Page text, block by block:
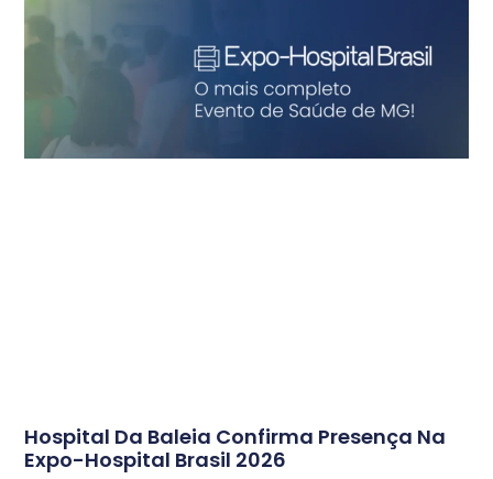
Hospital Da Baleia Confirma Presença Na
Expo-Hospital Brasil 2026